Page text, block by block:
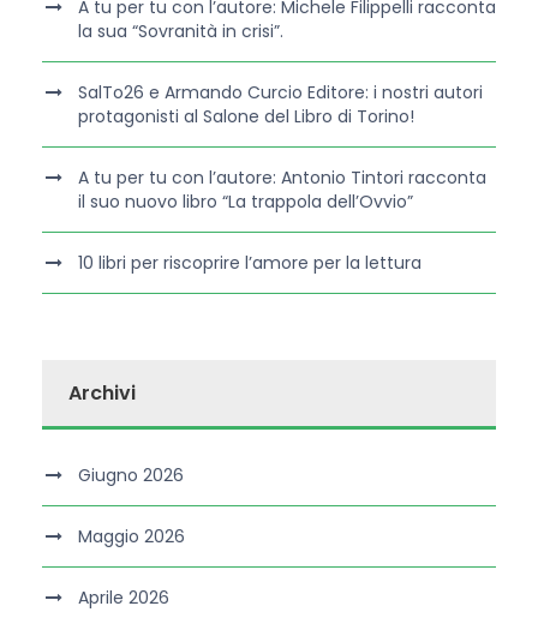
A tu per tu con l’autore: Michele Filippelli racconta
la sua “Sovranità in crisi”.
SalTo26 e Armando Curcio Editore: i nostri autori
protagonisti al Salone del Libro di Torino!
A tu per tu con l’autore: Antonio Tintori racconta
il suo nuovo libro “La trappola dell’Ovvio”
10 libri per riscoprire l’amore per la lettura
Archivi
Giugno 2026
Maggio 2026
Aprile 2026